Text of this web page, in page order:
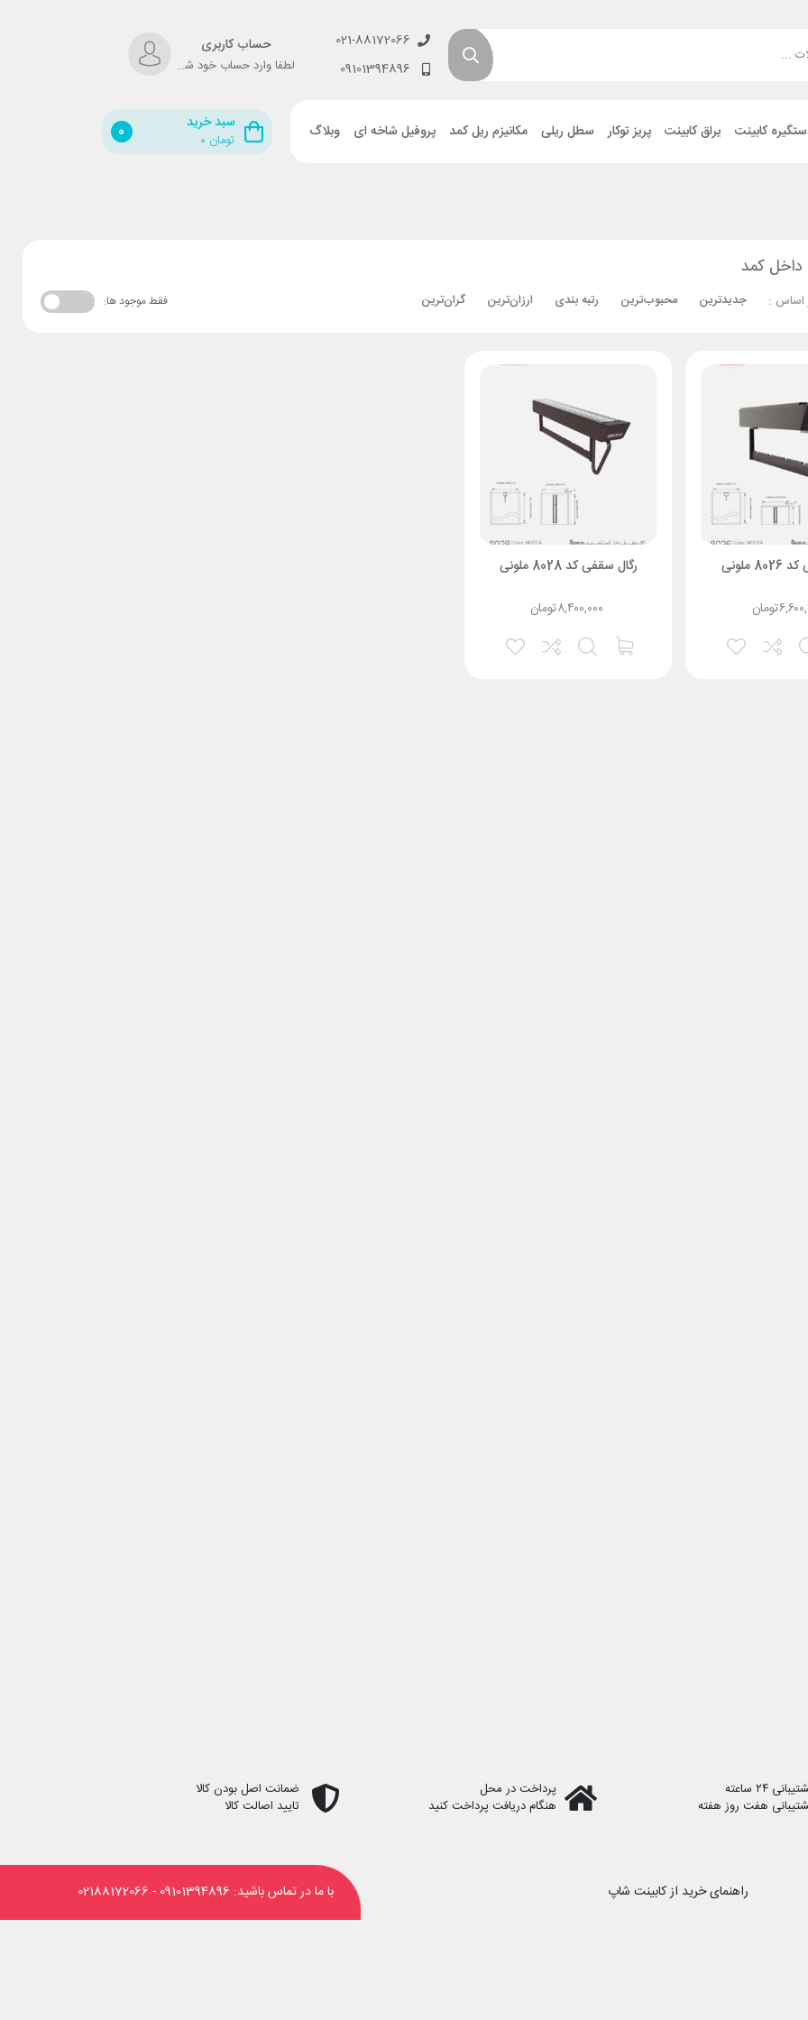
021-88172066
09101394896
حساب کاربری
لطفا وارد حساب خود شوید!
کابینت یراق کابینت پریز توکار سطل ریلی مکانیزم ریل کمد پروفیل شاخه ای وبلاگ سبد خرید
۰ تومان 0
کمد
اساس : جدیدترین محبوب‌ترین رتبه بندی ارزان‌ترین گران‌ترین فقط موجود ها:
ملونی
تومان
رگال سقفی کد 8028 ملونی
۸,۴۰۰,۰۰۰تومان
با ما در تماس باشید: 09101394896
-
02188172066
۲۴ ساعته
هفت روز هفته
پرداخت در محل
هنگام دریافت پرداخت کنید
ضمانت اصل بودن کالا
تایید اصالت کالا
راهنمای خرید از کابینت شاپ